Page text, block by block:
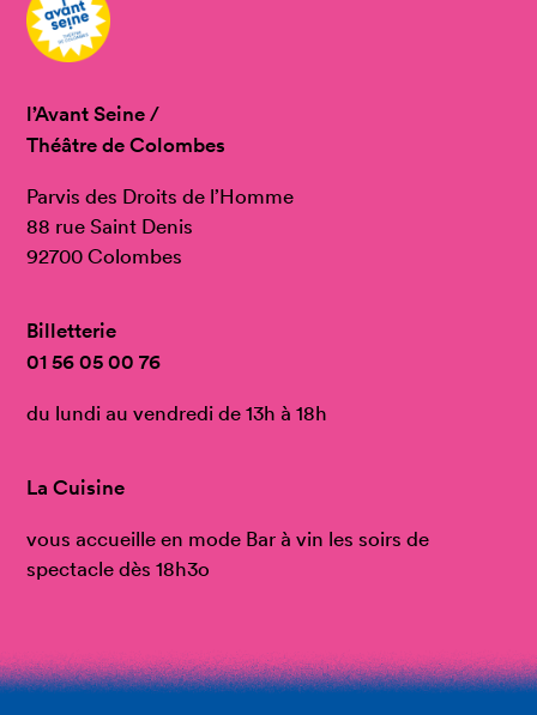
l’Avant Seine /
Théâtre de Colombes
Parvis des Droits de l’Homme
88 rue Saint Denis
92700 Colombes
Billetterie
01 56 05 00 76
du lundi au vendredi de 13h à 18h
La Cuisine
vous accueille en mode Bar à vin les soirs de
spectacle dès 18h3o